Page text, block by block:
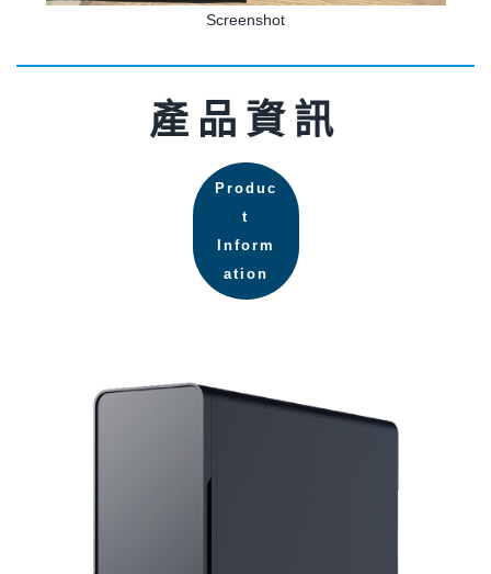
Screenshot
產品資訊
Produc
t
Inform
ation